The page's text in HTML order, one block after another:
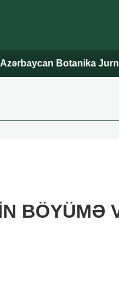
Azərbaycan Botanika
BÖYÜMƏ